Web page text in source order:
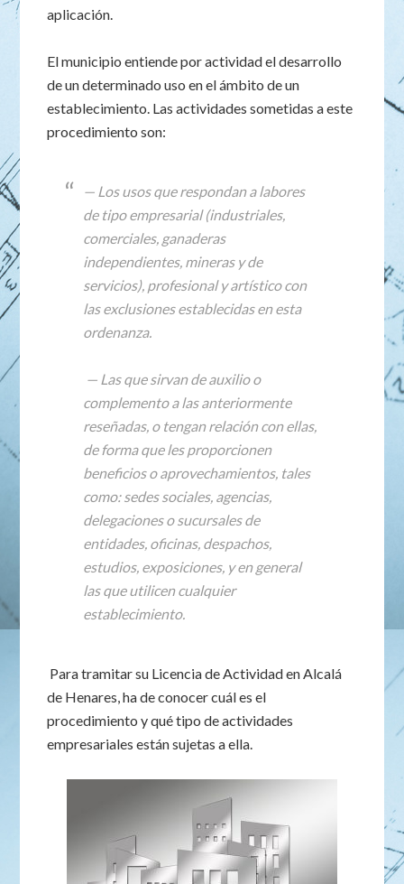
aplicación.
El municipio entiende por actividad el desarrollo
de un determinado uso en el ámbito de un
establecimiento. Las actividades sometidas a este
procedimiento son:
— Los usos que respondan a labores
de tipo empresarial (industriales,
comerciales, ganaderas
independientes, mineras y de
servicios), profesional y artístico con
las exclusiones establecidas en esta
ordenanza.
— Las que sirvan de auxilio o
complemento a las anteriormente
reseñadas, o tengan relación con ellas,
de forma que les proporcionen
beneficios o aprovechamientos, tales
como: sedes sociales, agencias,
delegaciones o sucursales de
entidades, oficinas, despachos,
estudios, exposiciones, y en general
las que utilicen cualquier
establecimiento.
Para tramitar su Licencia de Actividad en Alcalá
de Henares, ha de conocer cuál es el
procedimiento y qué tipo de actividades
empresariales están sujetas a ella.